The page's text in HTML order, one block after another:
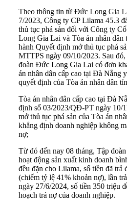
Theo thông tin từ Đức Long Gia
7/2023, Công ty CP Lilama 45.3
thủ tục phá sản đối với Công ty
Long Gia Lai và Tòa án nhân dân
hành Quyết định mở thủ tục phá
MTTPS ngày 09/10/2023. Sau
đoàn Đức Long Gia Lai có đơn
án nhân dân cấp cao tại Đà Nẵng
quyết định của Tòa án nhân dân
Tòa án nhân dân cấp cao tại Đà
định số 03/2023/QĐ-PT ngày 10/
mở thủ tục phá sản của Tòa án
khẳng định doanh nghiệp không
nợ;
Từ đó đến nay 08 tháng, Tập
hoạt động sản xuất kinh doanh
đều đặn cho Lilama, số tiền đã trả
(chiếm tỷ lệ 41% khoản nợ), lần
ngày 27/6/2024, số tiền 350 triệu
hoạch trả nợ của doanh nghiệp.